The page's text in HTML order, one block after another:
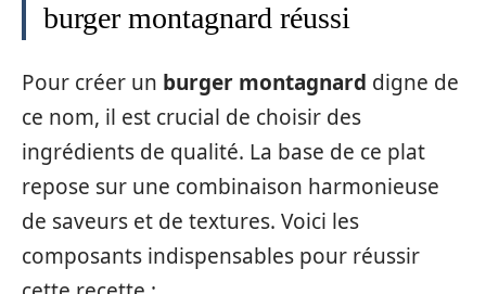
burger montagnard réussi
Pour créer un burger montagnard digne de
ce nom, il est crucial de choisir des
ingrédients de qualité. La base de ce plat
repose sur une combinaison harmonieuse
de saveurs et de textures. Voici les
composants indispensables pour réussir